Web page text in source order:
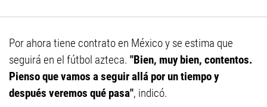
Por ahora tiene contrato en México y se estima que
seguirá en el fútbol azteca. "Bien, muy bien, contentos.
Pienso que vamos a seguir allá por un tiempo y
después veremos qué pasa", indicó.